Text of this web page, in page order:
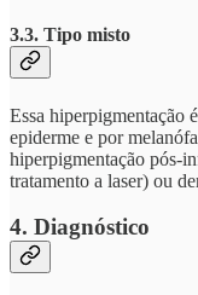
3.3. Tipo misto
Essa hiperpigmentação
epiderme e por
hiperpigmentação pós-
tratamento a laser) ou
4. Diagnóstico